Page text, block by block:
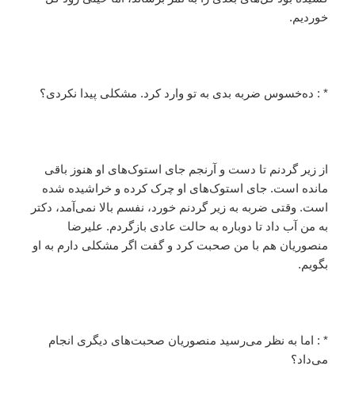
خوردیم.
* : ده‌خسوس ضربه بدی به تو وارد کرد. مشکلی پیدا نکردی؟
از زیر گردنم تا دست و آرنجم جای استوک‌های او هنوز باقی
مانده است. جای استوک‌های او چرک کرده و خراشیده شده
است. وقتی ضربه به زیر گردنم خورد، نفسم بالا نمی‌آمد، دکتر
به من آب داد تا دوباره به حالت عادی بازگردم. علیرضا
منصوریان هم با من صحبت کرد و گفت اگر مشکلی دارم به او
بگویم.
* : اما به نظر می‌رسید منصوریان صحبت‌‌های دیگری انجام
می‌داد؟